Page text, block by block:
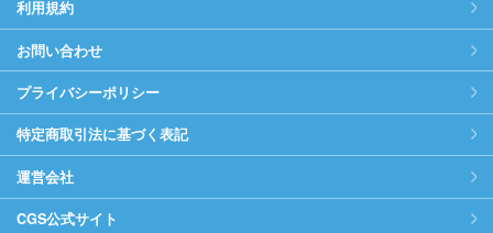
利用規約
お問い合わせ
プライバシーポリシー
特定商取引法に基づく表記
運営会社
CGS公式サイト